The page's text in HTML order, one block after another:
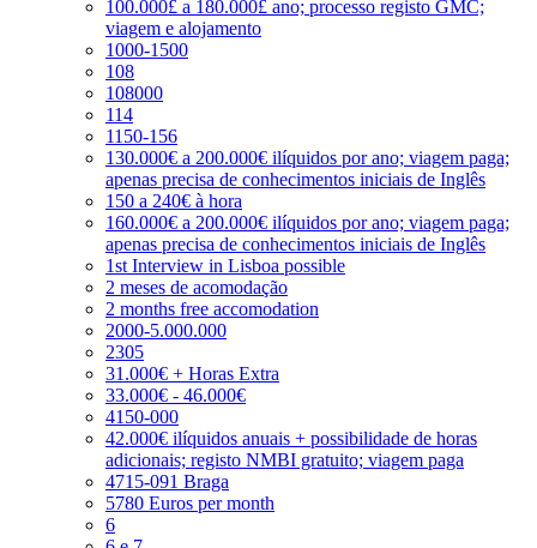
100.000£ a 180.000£ ano; processo registo GMC;
viagem e alojamento
1000-1500
108
108000
114
1150-156
130.000€ a 200.000€ ilíquidos por ano; viagem paga;
apenas precisa de conhecimentos iniciais de Inglês
150 a 240€ à hora
160.000€ a 200.000€ ilíquidos por ano; viagem paga;
apenas precisa de conhecimentos iniciais de Inglês
1st Interview in Lisboa possible
2 meses de acomodação
2 months free accomodation
2000-5.000.000
2305
31.000€ + Horas Extra
33.000€ - 46.000€
4150-000
42.000€ ilíquidos anuais + possibilidade de horas
adicionais; registo NMBI gratuito; viagem paga
4715-091 Braga
5780 Euros per month
6